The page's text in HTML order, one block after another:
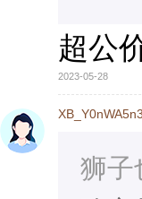
超公
2023-05-28
XB_Y0nWA5n3
狮子